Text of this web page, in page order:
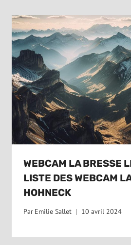
WEBCAM LA BRESSE
LISTE DES WEBCAM
HOHNECK
Par Emilie Sallet 10 avril 2024